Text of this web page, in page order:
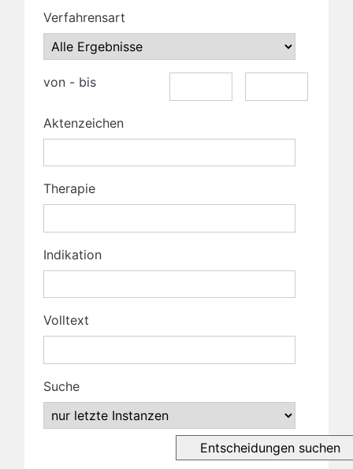
Verfahrensart
von - bis
Aktenzeichen
Therapie
Indikation
Volltext
Suche